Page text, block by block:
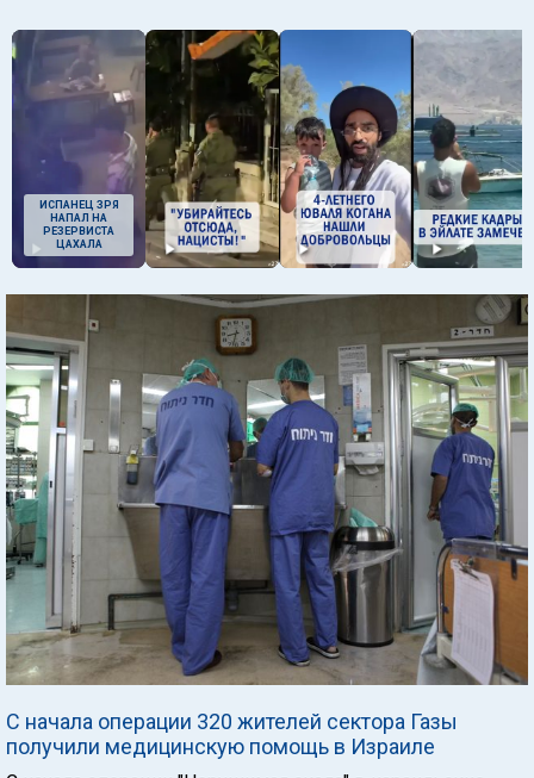
ИСПАНЕЦ ЗРЯ
НАПАЛ НА
РЕЗЕРВИСТА
ЦАХАЛА
С начала операции 320 жителей сектора Газы
получили медицинскую помощь в Израиле